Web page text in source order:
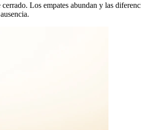
Los empates abundan y las